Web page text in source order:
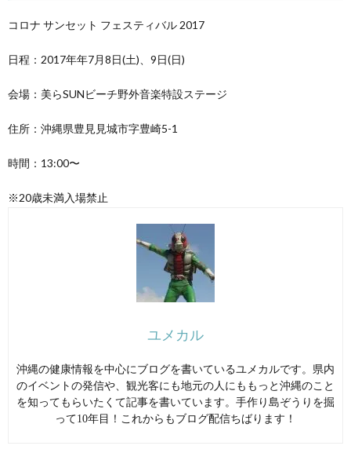
コロナ サンセット フェスティバル 2017
日程：2017年年7月8日(土)、9日(日)
会場：美らSUNビーチ野外音楽特設ステージ
住所：沖縄県豊見見城市字豊崎5-1
時間：13:00〜
※20歳未満入場禁止
ユメカル
沖縄の健康情報を中心にブログを書いているユメカルです。県内
のイベントの発信や、観光客にも地元の人にももっと沖縄のこと
を知ってもらいたくて記事を書いています。手作り島ぞうりを掘
って10年目！これからもブログ配信ちばります！